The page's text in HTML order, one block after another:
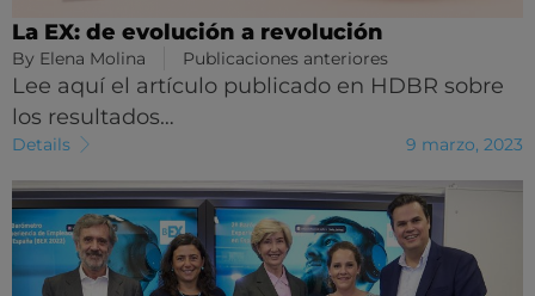
La EX: de evolución a revolución
By Elena Molina Publicaciones anteriores
Lee aquí el artículo publicado en HDBR sobre
los resultados…
Details 9 marzo, 2023